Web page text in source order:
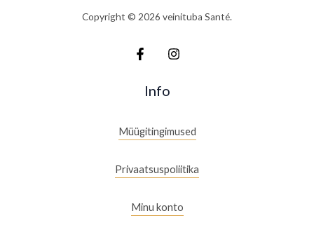
Copyright © 2026 veinituba Santé.
Info
Müügitingimused
Privaatsuspoliitika
Minu konto